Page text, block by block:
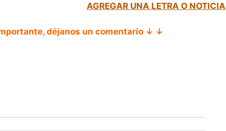
AGREGAR UNA LETRA O NOTICIA
déjanos un comentario ↓ ↓